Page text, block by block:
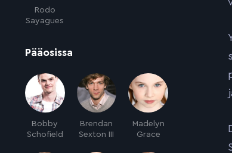
Rodo
Sayagues
Pääosissa
Bobby
Schofield
Brendan
Sexton III
Madelyn
Grace